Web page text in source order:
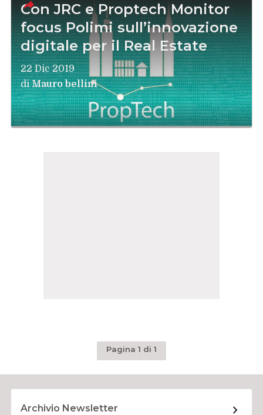
Con JRC e Proptech Monitor
focus Polimi sull’innovazione
digitale per il Real Estate
22 Dic 2019
diMauro bellini
Pagina 1 di 1
Archivio Newsletter